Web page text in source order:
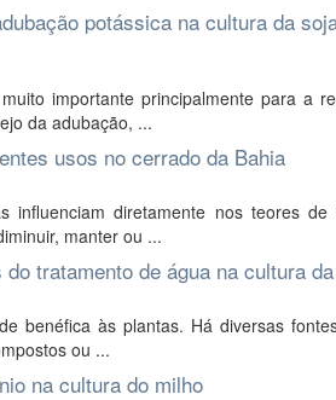
potássica na cultura da
importante principalmente para a
da adubação, ...
usos no cerrado da Bahia
influenciam diretamente nos teores de
manter ou ...
tratamento de água na cultura
benéfica às plantas. Há diversas
ou ...
na cultura do milho